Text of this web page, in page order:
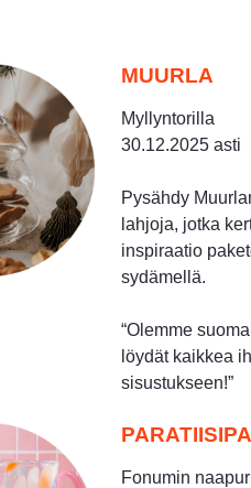
MUURLA
Myllyntorilla
30.12.2025 asti
Pysähdy
lahjoja, jotka
inspiraatio
sydämellä.
​​​​​​​“Olemme
löydät kaikkea
sisustukseen!”
Fonumin